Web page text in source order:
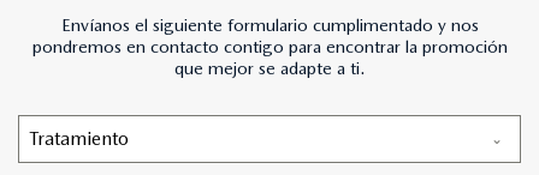
Envíanos el siguiente formulario cumplimentado y nos
pondremos en contacto contigo para encontrar la promoción
que mejor se adapte a ti.
Tratamiento